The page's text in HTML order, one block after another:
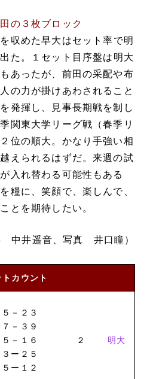
の３枚ブロック
収めた早大はセット率で明
た。１セット目序盤は 明大
あったが、前田の采配や布
の力が掛けあわされること
発揮し、見事長期戦を制し
関東大学リーグ戦（春季リ
位の順大。かなり手強い相
えられるはずだ。来週の試
入れ替わる可能性もある
糧に、笑顔で、楽しんで、
とを期待したい。
中井遥音、写真 井口瞳）
トカウント
５－２３
７－３９
５－１６
３ー２５
５ー１２
２ 明大